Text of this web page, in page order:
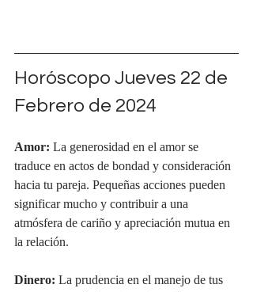
Horóscopo Jueves 22 de
Febrero de 2024
Amor: La generosidad en el amor se
traduce en actos de bondad y consideración
hacia tu pareja. Pequeñas acciones pueden
significar mucho y contribuir a una
atmósfera de cariño y apreciación mutua en
la relación.
Dinero: La prudencia en el manejo de tus